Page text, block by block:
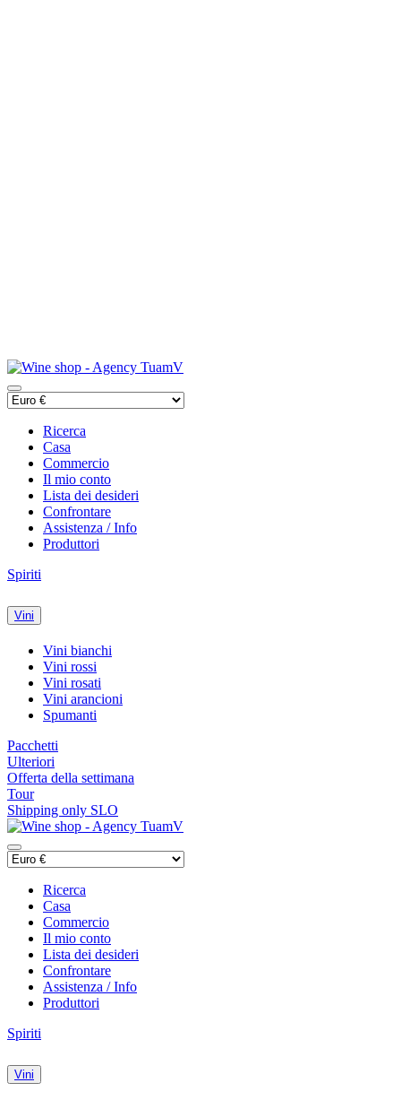
Ricerca
Casa
Commercio
Il mio conto
Lista dei desideri
Confrontare
Assistenza / Info
Produttori
Spiriti
Vini
Vini bianchi
Vini rossi
Vini rosati
Vini arancioni
Spumanti
Pacchetti
Ulteriori
Offerta della settimana
Tour
Shipping only SLO
Ricerca
Casa
Commercio
Il mio conto
Lista dei desideri
Confrontare
Assistenza / Info
Produttori
Spiriti
Vini